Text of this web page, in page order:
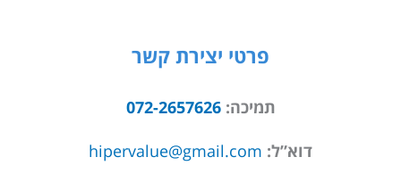
פרטי יצירת קשר
תמיכה:072-2657626
דוא”ל: hipervalue@gmail.com